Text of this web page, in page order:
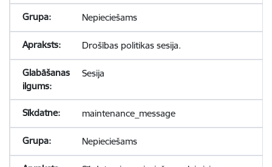
Nepieciešams
Drošības politikas sesija.
Sesija
maintenance_message
Nepieciešams